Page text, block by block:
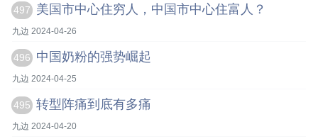
497 美国市中心住穷人，中国市中心住富人？
九边 2024-04-26
496 中国奶粉的强势崛起
九边 2024-04-25
495 转型阵痛到底有多痛
九边 2024-04-20